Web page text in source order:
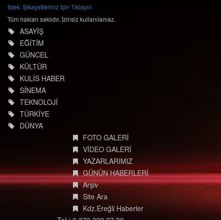
İstek, Şikayetleriniz İçin Tıklayın
Tüm hakları saklıdır. İzinsiz kullanılamaz.
ASAYİŞ
EĞİTİM
GÜNCEL
KÜLTÜR
KULİS HABER
SİNEMA
TEKNOLOJİ
TÜRKİYE
DÜNYA
FOTO GALERİ
VİDEO GALERİ
YAZARLARIMIZ
GÜNÜN HABERLERİ
Arşiv
Site Ara
Kdz.Ereğli Haberler